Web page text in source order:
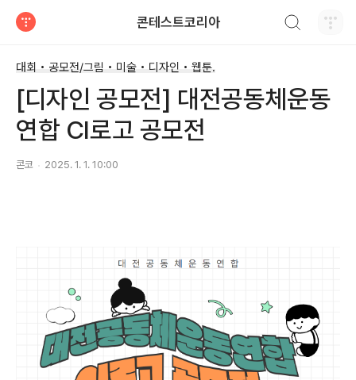
콘테스트코리아
대회 • 공모전/그림 • 미술 • 디자인 • 웹툰.
[디자인 공모전] 대전공동체운동
연합 CI로고 공모전
콘코 2025. 1. 1. 10:00